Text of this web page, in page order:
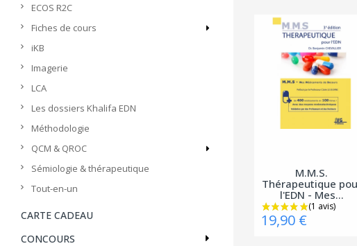
ECOS R2C
Fiches de cours
iKB
Imagerie
LCA
Les dossiers Khalifa EDN
Méthodologie
QCM & QROC
Sémiologie & thérapeutique
Tout-en-un
CARTE CADEAU
CONCOURS
M.M.S.
Thérapeutique
l'EDN - Mes...
19,90 €